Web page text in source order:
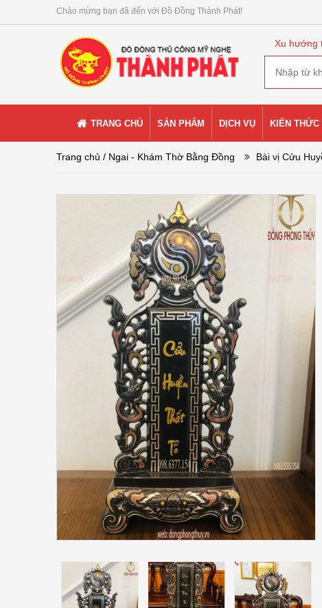
Chào mừng bạn đã đến với Đồ Đồng Thành Phát!
Xu hướng
TRANG CHỦ SẢN PHẨM DỊCH VỤ KIẾN
Trang chủ / Ngai - Khám Thờ Bằng Đồng Bài vị Cửu